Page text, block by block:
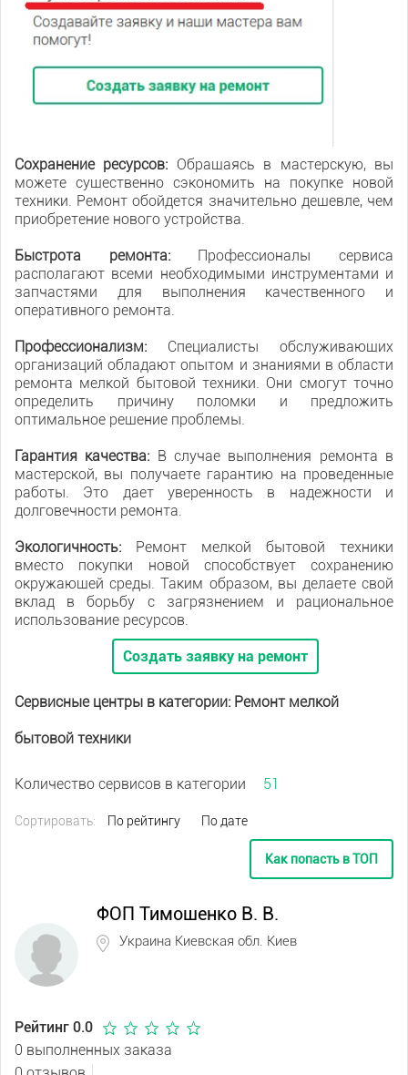
Сохранение ресурсов: Обращаясь в мастерскую, вы
можете существенно сэкономить на покупке новой
техники. Ремонт обойдется значительно дешевле, чем
приобретение нового устройства.
Быстрота ремонта:Профессионалы сервиса
располагают всеми необходимыми инструментами и
запчастями для выполнения качественного и
оперативного ремонта.
Профессионализм: Специалисты обслуживающих
организаций обладают опытом и знаниями в области
ремонта мелкой бытовой техники. Они смогут точно
определить причину поломки и предложить
оптимальное решение проблемы.
Гарантия качества: В случае выполнения ремонта в
мастерской, вы получаете гарантию на проведенные
работы. Это дает уверенность в надежности и
долговечности ремонта.
Экологичность: Ремонт мелкой бытовой техники
вместо покупки новой способствует сохранению
окружающей среды. Таким образом, вы делаете свой
вклад в борьбу с загрязнением и рациональное
использование ресурсов.
Создать заявку на ремонт
Сервисные центры в категории: Ремонт мелкой
бытовой техники
Количество сервисов в категории 51
Сортировать: По рейтингу По дате
Как попасть в ТОП
ФОП Тимошенко В. В.
Украина Киевская обл. Киев
Рейтинг 0.0
0 выполненных заказа